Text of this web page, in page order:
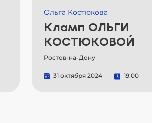
Ольга Костюкова
Кламп ОЛЬГИ
КОСТЮКОВОЙ
Ростов-на-Дону
31 октября 2024 19:00